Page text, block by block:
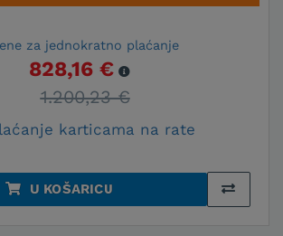
za jednokratno plaćanje
828,16 €
1.200,23 €
karticama na rate
U KOŠARICU